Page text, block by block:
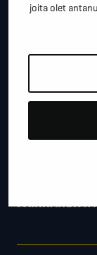
joita olet
YRITYS
PAIKKAKUNTA